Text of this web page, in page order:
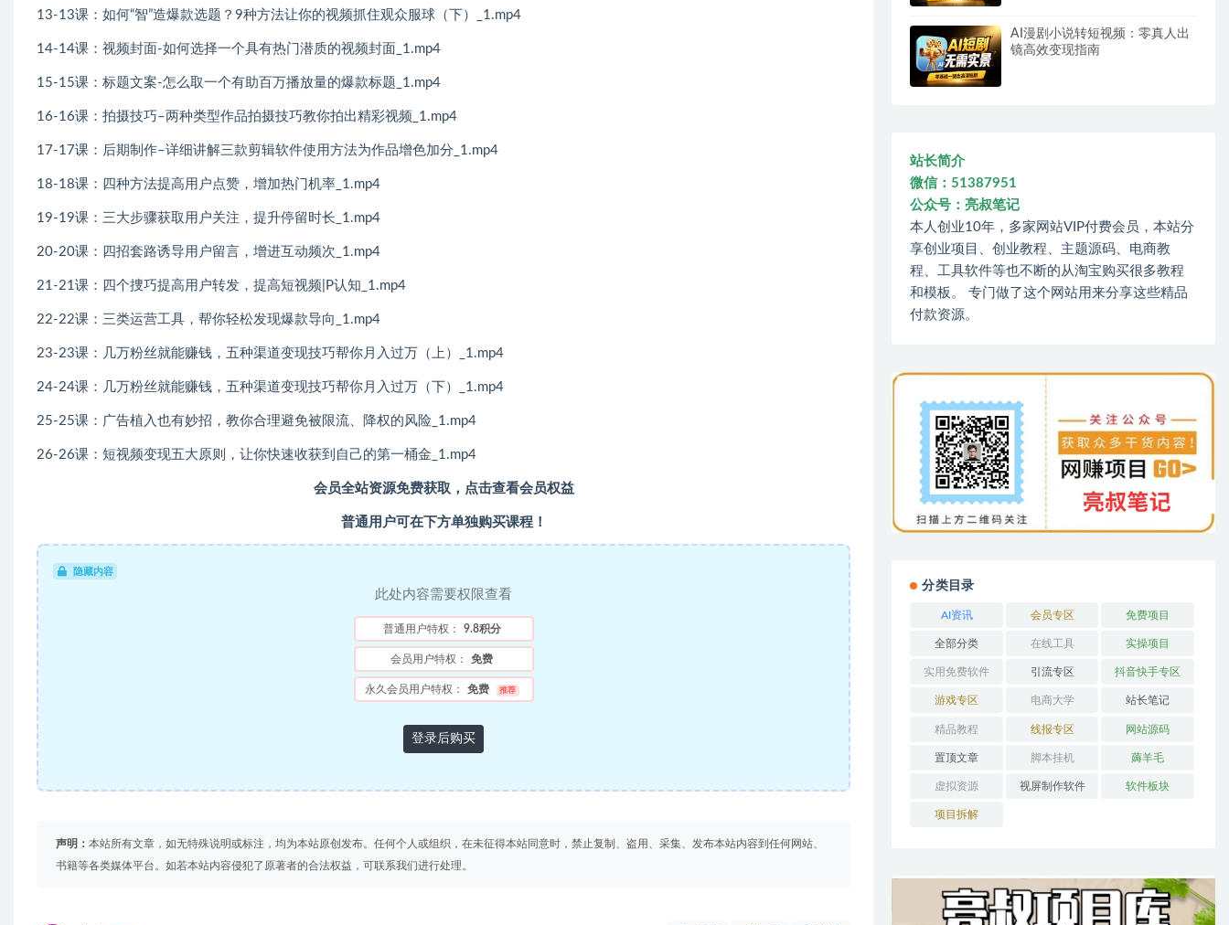
13-13课：如何“智”造爆款选题？9种方法让你的视频抓住观众服球（下）_1.mp4
14-14课：视频封面-如何选择一个具有热门潜质的视频封面_1.mp4
15-15课：标题文案-怎么取一个有助百万播放量的爆款标题_1.mp4
16-16课：拍摄技巧–两种类型作品拍摄技巧教你拍出精彩视频_1.mp4
17-17课：后期制作–详细讲解三款剪辑软件使用方法为作品增色加分_1.mp4
18-18课：四种方法提高用户点赞，增加热门机率_1.mp4
19-19课：三大步骤获取用户关注，提升停留时长_1.mp4
20-20课：四招套路诱导用户留言，增进互动频次_1.mp4
21-21课：四个捜巧提高用户转发，提高短视频|P认知_1.mp4
22-22课：三类运营工具，帮你轻松发现爆款导向_1.mp4
23-23课：几万粉丝就能赚钱，五种渠道变现技巧帮你月入过万（上）_1.mp4
24-24课：几万粉丝就能赚钱，五种渠道变现技巧帮你月入过万（下）_1.mp4
25-25课：广告植入也有妙招，教你合理避免被限流、降权的风险_1.mp4
26-26课：短视频变现五大原则，让你快速收获到自己的第一桶金_1.mp4
会员全站资源免费获取，点击查看会员权益
普通用户可在下方单独购买课程！
隐藏内容
此处内容需要权限查看
普通用户特权： 9.8积分
会员用户特权： 免费
永久会员用户特权： 免费 推荐
登录后购买
声明： 本站所有文章，如无特殊说明或标注，均为本站原创发布。任何个人或组织，在未征得本站同意时，禁止复制、盗用、采集、发布本站内容到任何网站、
书籍等各类媒体平台。如若本站内容侵犯了原著者的合法权益，可联系我们进行处理。
AI漫剧小说转短视频：零真人出
镜高效变现指南
站长简介
微信：51387951
公众号：亮叔笔记
本人创业10年，多家网站VIP付费会员，本站分
享创业项目、创业教程、主题源码、电商教
程、工具软件等也不断的从淘宝购买很多教程
和模板。 专门做了这个网站用来分享这些精品
付款资源。
分类目录
AI资讯 会员专区 免费项目
全部分类 在线工具 实操项目
实用免费软件 引流专区 抖音快手专区
游戏专区 电商大学 站长笔记
精品教程 线报专区 网站源码
置顶文章 脚本挂机 薅羊毛
虚拟资源 视屏制作软件 软件板块
项目拆解